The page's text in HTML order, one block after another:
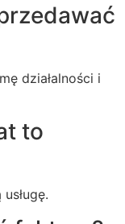
działalności i
to